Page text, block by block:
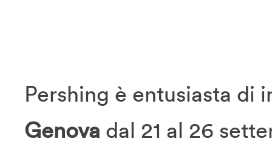
Pershing è entusiasta di
Genova dal 21 al 26